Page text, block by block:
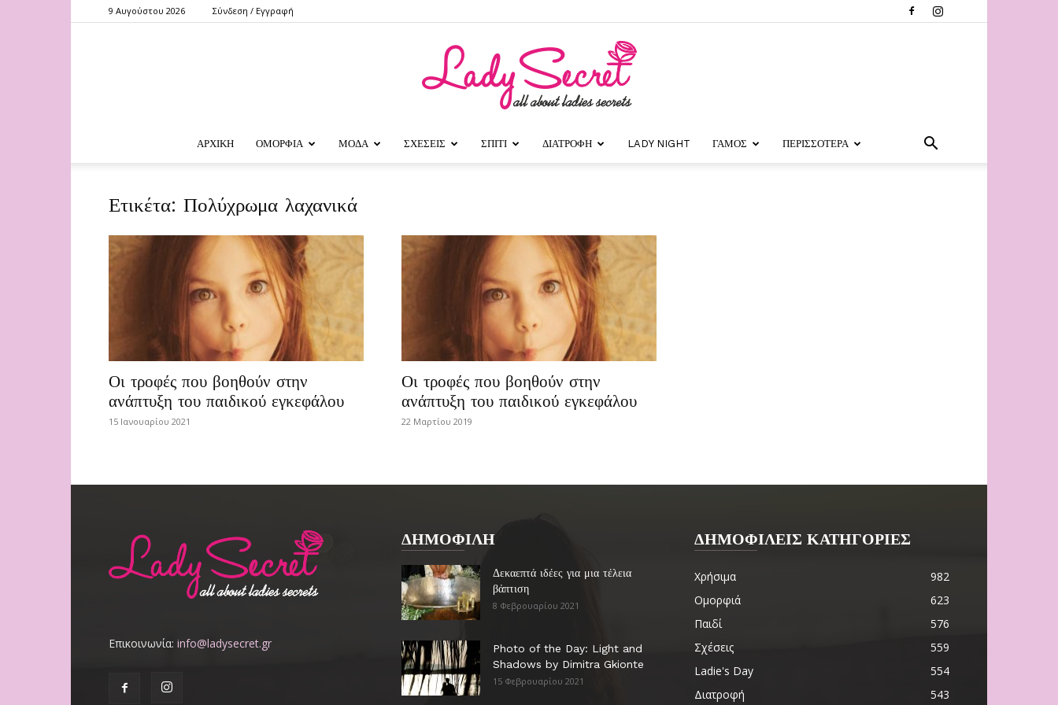
9 Αυγούστου 2026 Σύνδεση / Εγγραφή
Secret
ΑΡΧΙΚΗ ΟΜΟΡΦΙΑ ΜΟΔΑ ΣΧΕΣΕΙΣ ΣΠΙΤΙ ΔΙΑΤΡΟΦΗ LADY NIGHT ΓΑΜΟΣ ΠΕΡΙΣΣΟΤΕΡΑ
Ετικέτα: Πολύχρωμα λαχανικά
Οι τροφές που βοηθούν στην
ανάπτυξη του παιδικού εγκεφάλου
15 Ιανουαρίου 2021
Οι τροφές που βοηθούν στην
ανάπτυξη του παιδικού εγκεφάλου
22 Μαρτίου 2019
Επικοινωνία: info@ladysecret.gr
ΔΗΜΟΦΙΛΗ
Δεκαεπτά ιδέες για μια τέλεια
βάπτιση
8 Φεβρουαρίου 2021
Photo of the Day: Light and
Shadows by Dimitra Gkionte
15 Φεβρουαρίου 2021
ΔΗΜΟΦΙΛΕΙΣ ΚΑΤΗΓΟΡΙΕΣ
Χρήσιμα
982
Ομορφιά
623
Παιδί
576
Σχέσεις
559
Ladie's Day
554
Διατροφή
543